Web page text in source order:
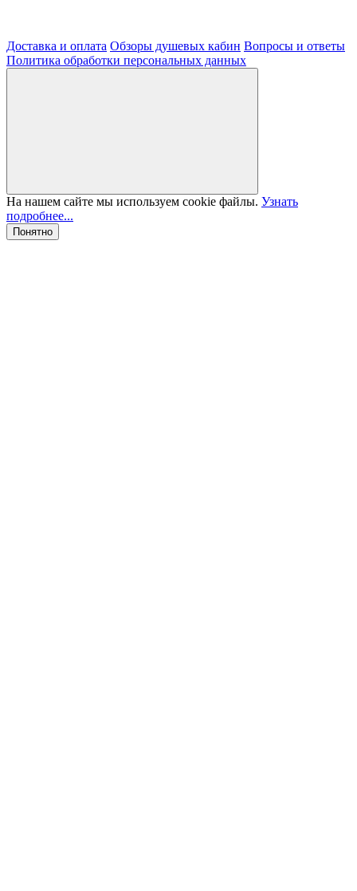
Доставка и оплата Обзоры душевых кабин Вопросы и ответы
Политика обработки персональных данных
На нашем сайте мы используем cookie файлы. Узнать
подробнее...
Понятно